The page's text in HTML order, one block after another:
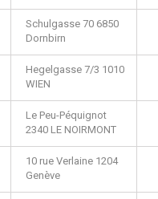
Schulgasse 70 6850
Dornbirn
Hegelgasse 7/3 1010
WIEN
Le Peu-Péquignot
2340 LE NOIRMONT
10 rue Verlaine 1204
Genève